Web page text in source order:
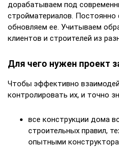
дорабатываем под
стройматериалов. Постоянно
обновляем ее. Учитываем
клиентов и строителей из
Для чего нужен проект
Чтобы эффективно
контролировать их, и точно
все конструкции дома
строительных правил,
опытными